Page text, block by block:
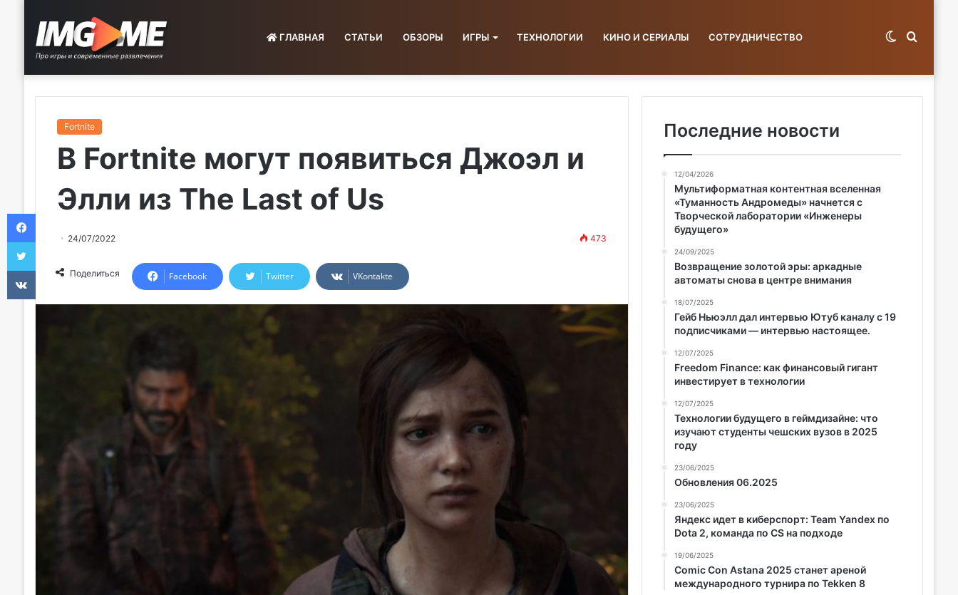
ГЛАВНАЯ СТАТЬИ ОБЗОРЫ ИГРЫ ТЕХНОЛОГИИ КИНО И СЕРИАЛЫ СОТРУДНИЧЕСТВО Switch
Fortnite
В Fortnite могут появиться Джоэл и
Элли из The Last of Us
24/07/2022 473
Поделиться Facebook Twitter VKontakte
Последние новости
12/04/2026
Мультиформатная контентная вселенная
«Туманность Андромеды» начнется с
Творческой лаборатории «Инженеры
будущего»
24/09/2025
Возвращение золотой эры: аркадные
автоматы снова в центре внимания
18/07/2025
Гейб Ньюэлл дал интервью Ютуб каналу с 19
подписчиками — интервью настоящее.
12/07/2025
Freedom Finance: как финансовый гигант
инвестирует в технологии
12/07/2025
Технологии будущего в геймдизайне: что
изучают студенты чешских вузов в 2025
году
23/06/2025
Обновления 06.2025
23/06/2025
Яндекс идет в киберспорт: Team Yandex по
Dota 2, команда по CS на подходе
19/06/2025
Comic Con Astana 2025 станет ареной
международного турнира по Tekken 8
Facebook
Twitter
VKontakte